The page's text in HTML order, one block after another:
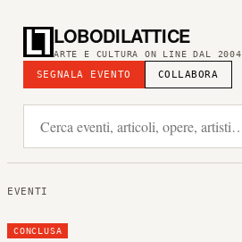
LOBODILATTICE
ARTE E CULTURA ON LINE DAL 2004
SEGNALA EVENTO COLLABORA
EVENTI
CONCLUSA